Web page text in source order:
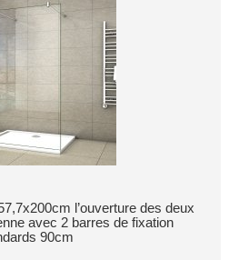
l’ouverture des deux
avec 2 barres de fixation
90cm